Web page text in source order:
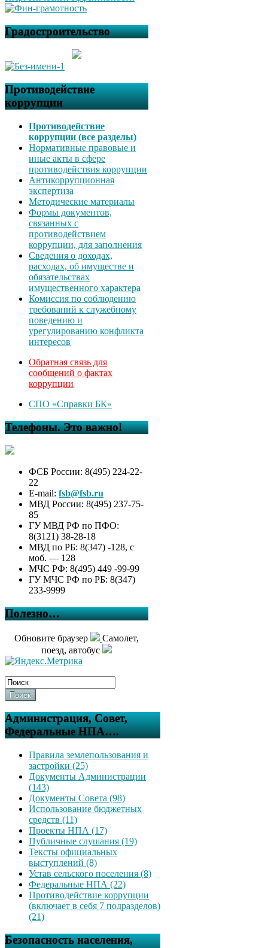
Градостроительство
Противодействие
коррупции
Противодействие
коррупции (все разделы)
Нормативные правовые и
иные акты в сфере
противодействия коррупции
Антикоррупционная
экспертиза
Методические материалы
Формы документов,
связанных с
противодействием
коррупции, для заполнения
Сведения о доходах,
расходах, об имуществе и
обязательствах
имущественного характера
Комиссия по соблюдению
требований к служебному
поведению и
урегулированию конфликта
интересов
Обратная связь для
сообщений о фактах
коррупции
СПО «Справки БК»
Телефоны. Это важно!
ФСБ России: 8(495) 224-22-
22
E-mail: fsb@fsb.ru
МВД России: 8(495) 237-75-
85
ГУ МВД РФ по ПФО:
8(3121) 38-28-18
МВД по РБ: 8(347) -128, с
моб. — 128
МЧС РФ: 8(495) 449 -99-99
ГУ МЧС РФ по РБ: 8(347)
233-9999
Полезно…
Обновите браузер
Самолет,
поезд, автобус
Поиск
Администрация, Совет,
Федеральные НПА….
Правила землепользования и
застройки (25)
Документы Администрации
(143)
Документы Совета (98)
Использование бюджетных
средств (11)
Проекты НПА (17)
Публичные слушания (19)
Тексты официальных
выступлений (8)
Устав сельского поселения (8)
Федеральные НПА (22)
Противодействие коррупции
(включает в себя 7 подразделов)
(21)
Безопасность населения,